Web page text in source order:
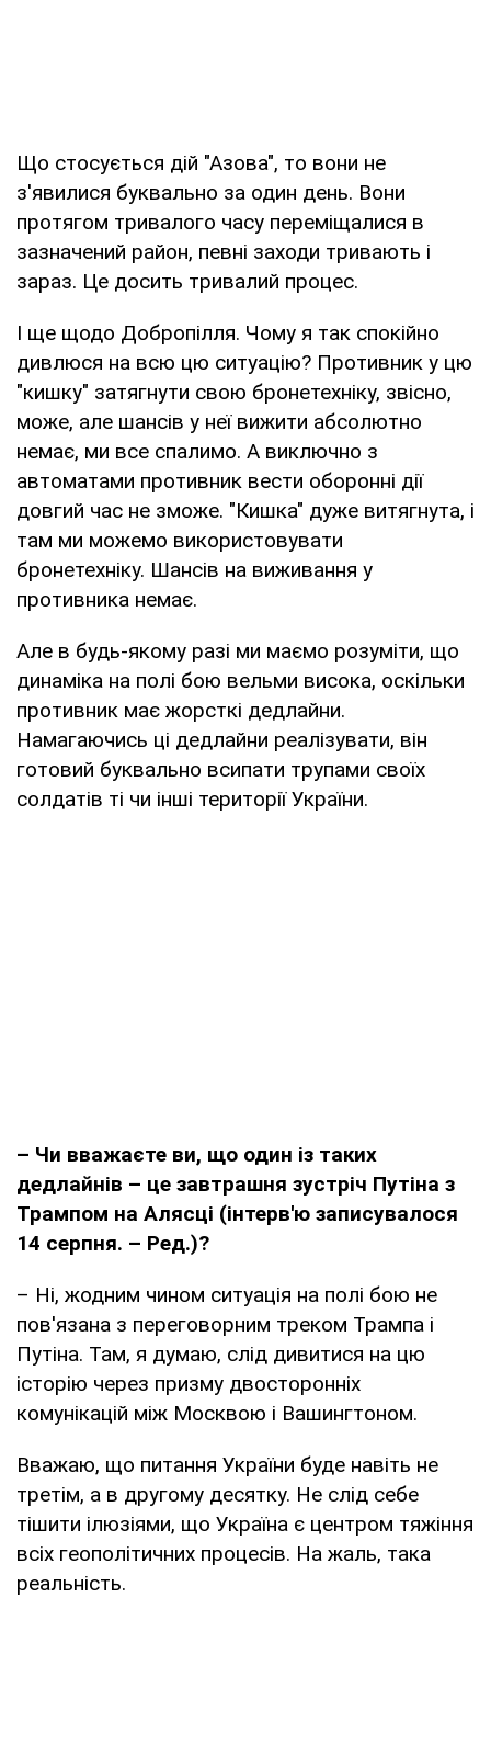
Що стосується дій "Азова", то вони не
з'явилися буквально за один день. Вони
протягом тривалого часу переміщалися в
зазначений район, певні заходи тривають і
зараз. Це досить тривалий процес.
І ще щодо Добропілля. Чому я так спокійно
дивлюся на всю цю ситуацію? Противник у цю
"кишку" затягнути свою бронетехніку, звісно,
може, але шансів у неї вижити абсолютно
немає, ми все спалимо. А виключно з
автоматами противник вести оборонні дії
довгий час не зможе. "Кишка" дуже витягнута, і
там ми можемо використовувати
бронетехніку. Шансів на виживання у
противника немає.
Але в будь-якому разі ми маємо розуміти, що
динаміка на полі бою вельми висока, оскільки
противник має жорсткі дедлайни.
Намагаючись ці дедлайни реалізувати, він
готовий буквально всипати трупами своїх
солдатів ті чи інші території України.
– Чи вважаєте ви, що один із таких
дедлайнів – це завтрашня зустріч Путіна з
Трампом на Алясці (інтерв'ю записувалося
14 серпня. – Ред.)?
– Ні, жодним чином ситуація на полі бою не
пов'язана з переговорним треком Трампа і
Путіна. Там, я думаю, слід дивитися на цю
історію через призму двосторонніх
комунікацій між Москвою і Вашингтоном.
Вважаю, що питання України буде навіть не
третім, а в другому десятку. Не слід себе
тішити ілюзіями, що Україна є центром тяжіння
всіх геополітичних процесів. На жаль, така
реальність.